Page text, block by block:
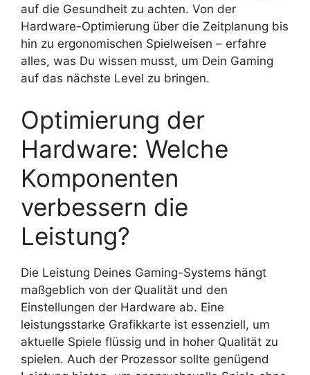
auf die Gesundheit zu achten. Von der
Hardware-Optimierung über die Zeitplanung bis
hin zu ergonomischen Spielweisen – erfahre
alles, was Du wissen musst, um Dein Gaming
auf das nächste Level zu bringen.
Optimierung der
Hardware: Welche
Komponenten
verbessern die
Leistung?
Die Leistung Deines Gaming-Systems hängt
maßgeblich von der Qualität und den
Einstellungen der Hardware ab. Eine
leistungsstarke Grafikkarte ist essenziell, um
aktuelle Spiele flüssig und in hoher Qualität zu
spielen. Auch der Prozessor sollte genügend